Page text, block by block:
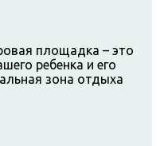
площадка – это
ребенка и его
зона отдыха